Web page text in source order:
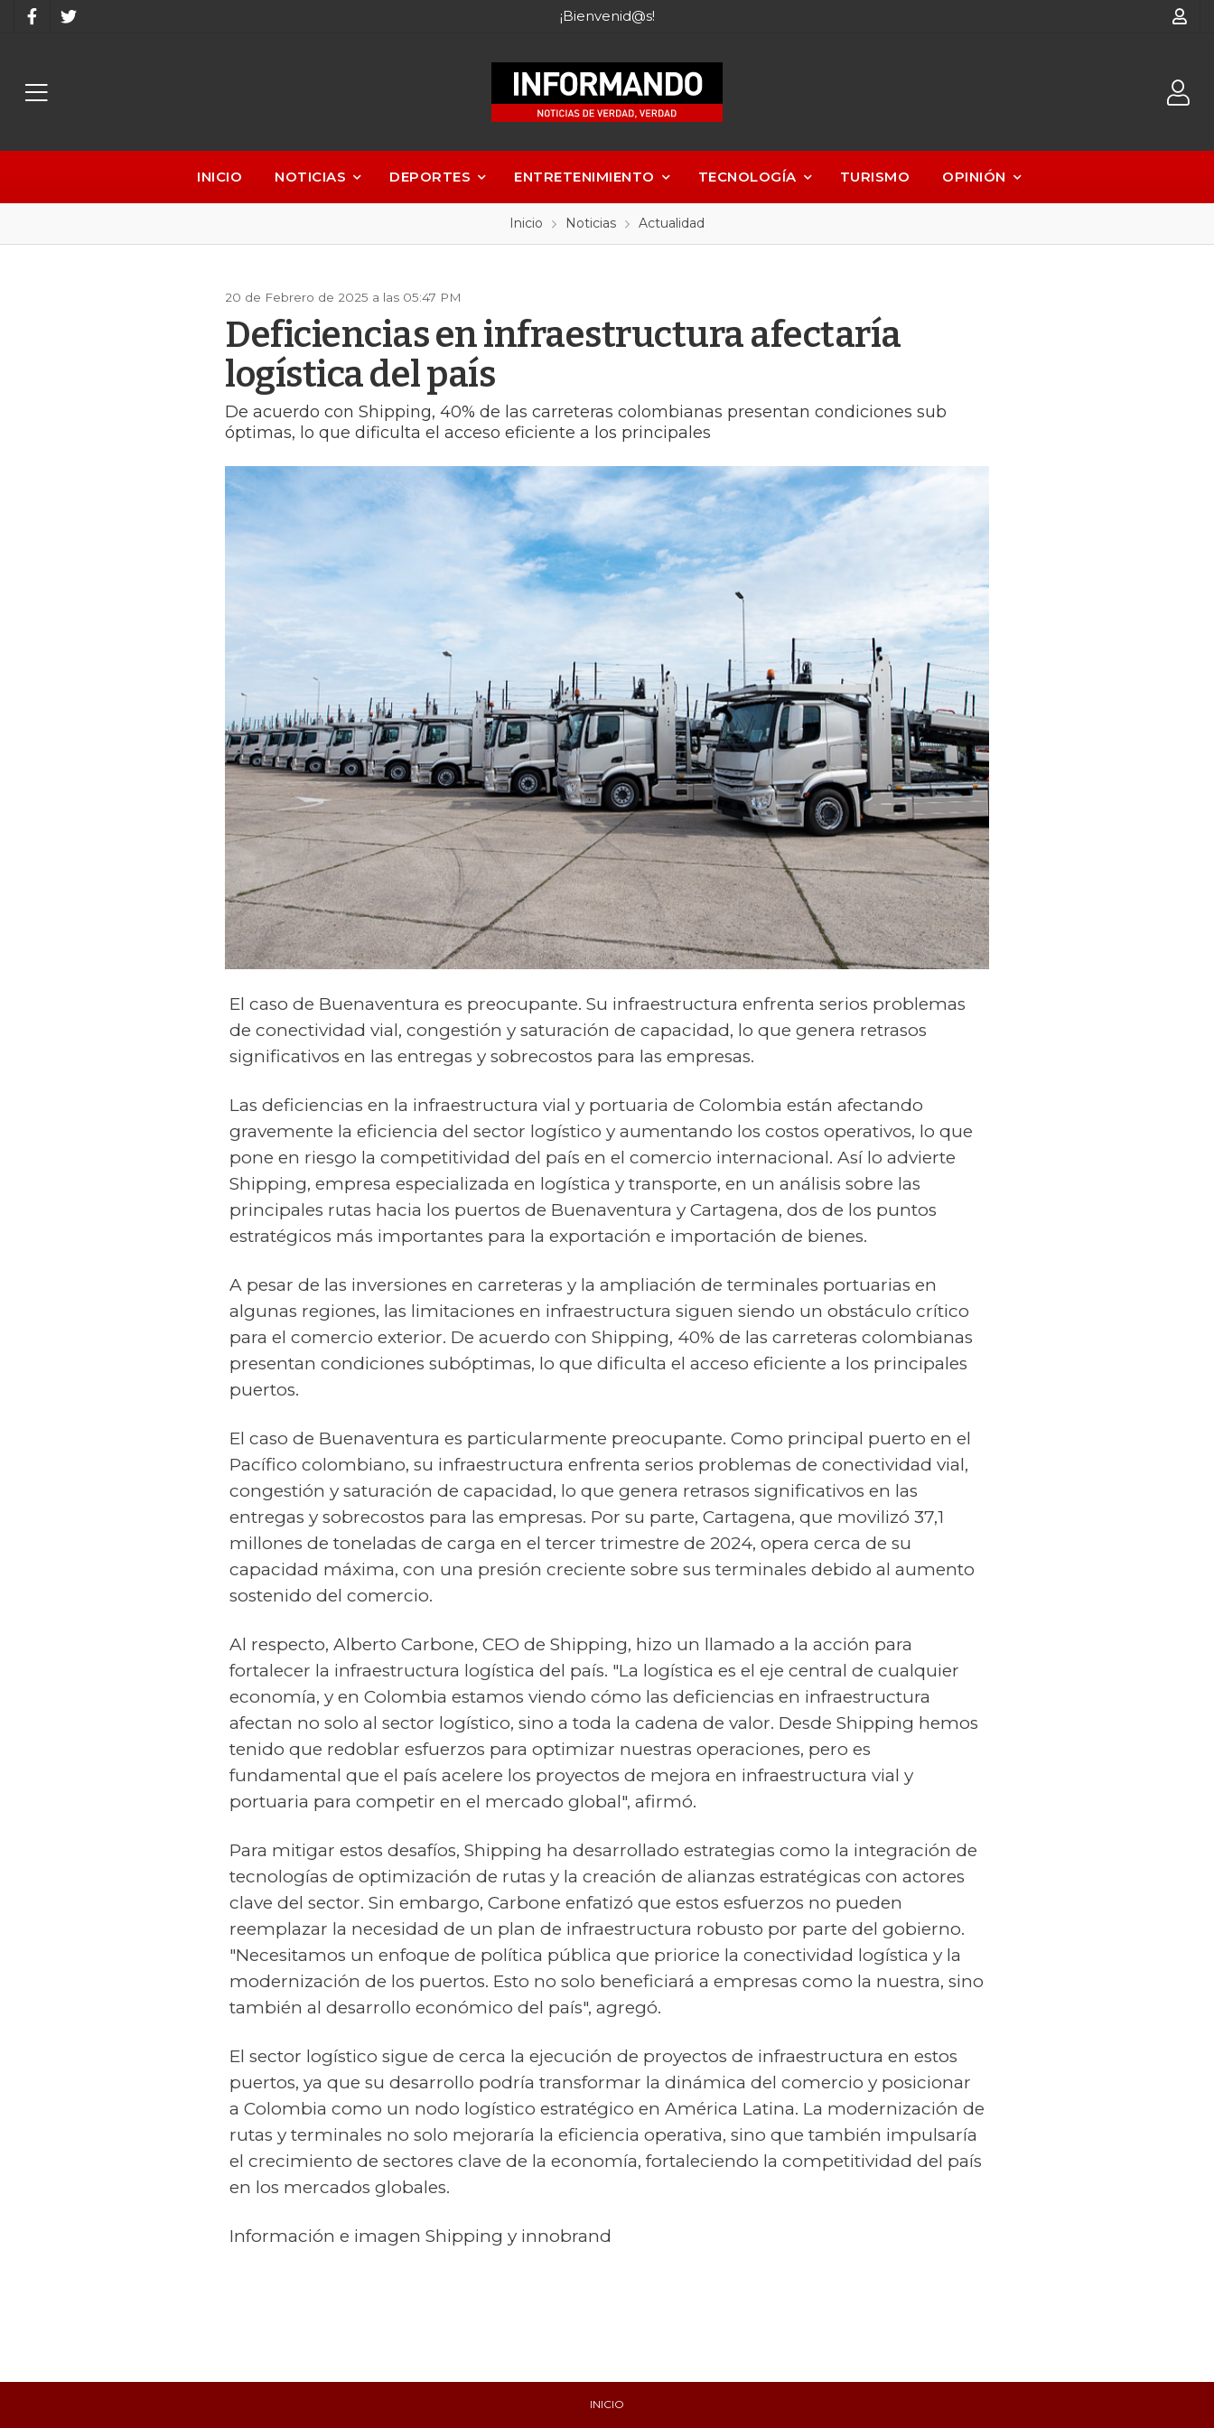
¡Bienvenid@s!
INICIO NOTICIAS DEPORTES ENTRETENIMIENTO TECNOLOGÍA TURISMO OPINIÓN
Inicio Noticias Actualidad
20 de Febrero de 2025 a las 05:47 PM
Deficiencias en infraestructura afectaría
logística del país
De acuerdo con Shipping, 40% de las carreteras colombianas presentan condiciones sub
óptimas, lo que dificulta el acceso eficiente a los principales
El caso de Buenaventura es preocupante. Su infraestructura enfrenta serios problemas
de conectividad vial, congestión y saturación de capacidad, lo que genera retrasos
significativos en las entregas y sobrecostos para las empresas.
Las deficiencias en la infraestructura vial y portuaria de Colombia están afectando
gravemente la eficiencia del sector logístico y aumentando los costos operativos, lo que
pone en riesgo la competitividad del país en el comercio internacional. Así lo advierte
Shipping, empresa especializada en logística y transporte, en un análisis sobre las
principales rutas hacia los puertos de Buenaventura y Cartagena, dos de los puntos
estratégicos más importantes para la exportación e importación de bienes.
A pesar de las inversiones en carreteras y la ampliación de terminales portuarias en
algunas regiones, las limitaciones en infraestructura siguen siendo un obstáculo crítico
para el comercio exterior. De acuerdo con Shipping, 40% de las carreteras colombianas
presentan condiciones subóptimas, lo que dificulta el acceso eficiente a los principales
puertos.
El caso de Buenaventura es particularmente preocupante. Como principal puerto en el
Pacífico colombiano, su infraestructura enfrenta serios problemas de conectividad vial,
congestión y saturación de capacidad, lo que genera retrasos significativos en las
entregas y sobrecostos para las empresas. Por su parte, Cartagena, que movilizó 37,1
millones de toneladas de carga en el tercer trimestre de 2024, opera cerca de su
capacidad máxima, con una presión creciente sobre sus terminales debido al aumento
sostenido del comercio.
Al respecto, Alberto Carbone, CEO de Shipping, hizo un llamado a la acción para
fortalecer la infraestructura logística del país. "La logística es el eje central de cualquier
economía, y en Colombia estamos viendo cómo las deficiencias en infraestructura
afectan no solo al sector logístico, sino a toda la cadena de valor. Desde Shipping hemos
tenido que redoblar esfuerzos para optimizar nuestras operaciones, pero es
fundamental que el país acelere los proyectos de mejora en infraestructura vial y
portuaria para competir en el mercado global", afirmó.
Para mitigar estos desafíos, Shipping ha desarrollado estrategias como la integración de
tecnologías de optimización de rutas y la creación de alianzas estratégicas con actores
clave del sector. Sin embargo, Carbone enfatizó que estos esfuerzos no pueden
reemplazar la necesidad de un plan de infraestructura robusto por parte del gobierno.
"Necesitamos un enfoque de política pública que priorice la conectividad logística y la
modernización de los puertos. Esto no solo beneficiará a empresas como la nuestra, sino
también al desarrollo económico del país", agregó.
El sector logístico sigue de cerca la ejecución de proyectos de infraestructura en estos
puertos, ya que su desarrollo podría transformar la dinámica del comercio y posicionar
a Colombia como un nodo logístico estratégico en América Latina. La modernización de
rutas y terminales no solo mejoraría la eficiencia operativa, sino que también impulsaría
el crecimiento de sectores clave de la economía, fortaleciendo la competitividad del país
en los mercados globales.
Información e imagen Shipping y innobrand
INICIO